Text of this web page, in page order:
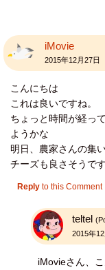
iMovie
2015年12月27日
こんにちは
これは良いですね。
ちょっと時間が経っ
ようかな
明日、農家さんの集
チーズも良さそうです
Reply to this Comment
teltel
2015年
iMovieさん、こ